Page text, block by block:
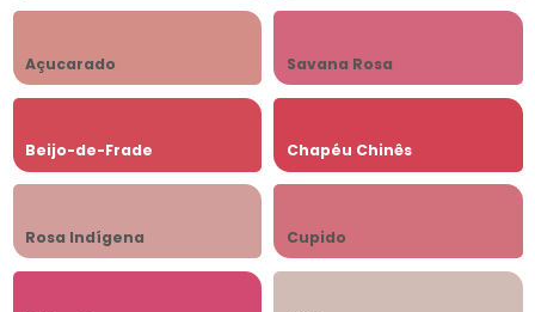
Açucarado Savana Rosa
Beijo-de-Frade Chapéu Chinês
Rosa Indígena Cupido